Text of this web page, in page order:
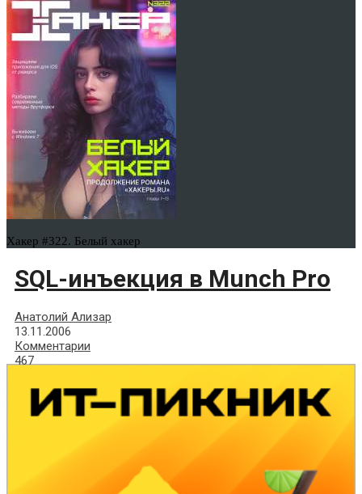
Хакер #322. Белый хакер
SQL-инъекция в Munch Pro
Анатолий Ализар
13.11.2006
Комментарии
467